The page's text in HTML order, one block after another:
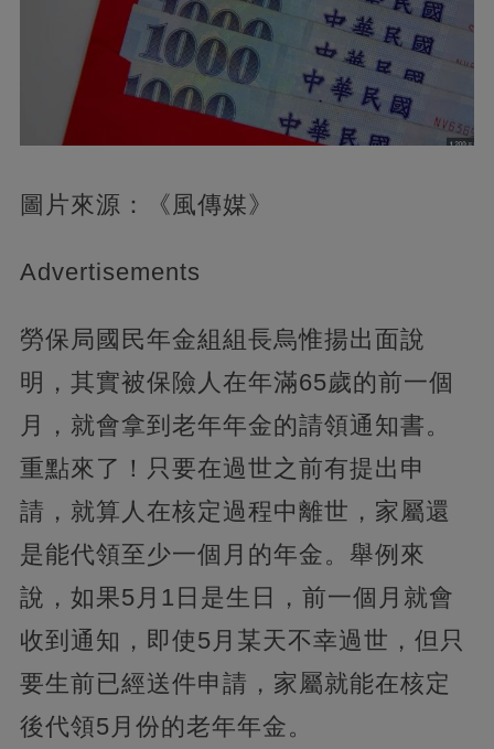
圖片來源：《風傳媒》
Advertisements
勞保局國民年金組組長烏惟揚出面說
明，其實被保險人在年滿65歲的前一個
月，就會拿到老年年金的請領通知書。
重點來了！只要在過世之前有提出申
請，就算人在核定過程中離世，家屬還
是能代領至少一個月的年金。舉例來
說，如果5月1日是生日，前一個月就會
收到通知，即使5月某天不幸過世，但只
要生前已經送件申請，家屬就能在核定
後代領5月份的老年年金。